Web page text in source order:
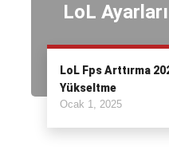
LoL
LoL Fps Arttırma
Yükseltme
Ocak 1, 2025